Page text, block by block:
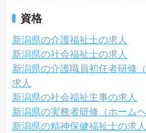
資格
新潟県の介護福祉士の求人
新潟県の社会福祉士の求人
新潟県の介護職員初任者研修
求人
新潟県の社会福祉主事の求人
新潟県の実務者研修（ホーム
新潟県の精神保健福祉士の求人